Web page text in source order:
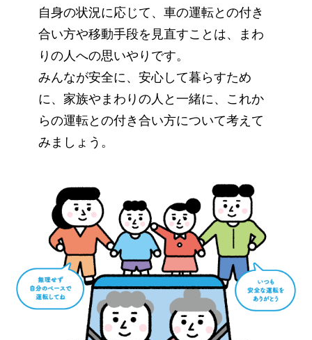
自身の状況に応じて、車の運転との付き
合い方や移動手段を見直すことは、
まわ
りの人への思いやりです。
みんなが安全に、安心して暮らすため
に、家族やまわりの人と一緒に、 これか
らの運転との付き合い方について考えて
みましょう。